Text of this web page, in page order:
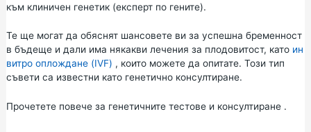
към клиничен генетик (експерт по гените).
Те ще могат да обяснят шансовете ви за успешна бременност
в бъдеще и дали има някакви лечения за плодовитост, като ин
витро оплождане (IVF) , които можете да опитате. Този тип
съвети са известни като генетично консултиране.
Прочетете повече за генетичните тестове и консултиране.